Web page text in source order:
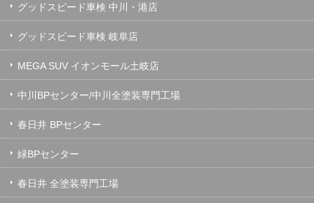
グッドスピード車検 中川・港店
グッドスピード車検 岐阜店
MEGA SUV イオンモール土岐店
中川BPセンター/中川全塗装専門工場
春日井 BPセンター
緑BPセンター
春日井 全塗装専門工場